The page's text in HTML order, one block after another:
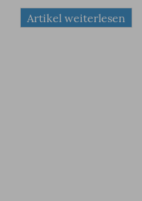
Artikel weiterlesen